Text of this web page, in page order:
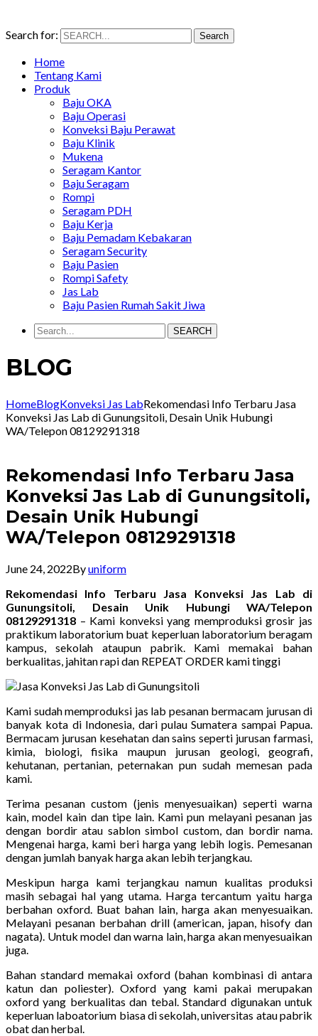
Search for: Search
Home
Tentang Kami
Produk
Baju OKA
Baju Operasi
Konveksi Baju Perawat
Baju Klinik
Mukena
Seragam Kantor
Baju Seragam
Rompi
Seragam PDH
Baju Kerja
Baju Pemadam Kebakaran
Seragam Security
Baju Pasien
Rompi Safety
Jas Lab
Baju Pasien Rumah Sakit Jiwa
SEARCH
BLOG
HomeBlogKonveksi Jas LabRekomendasi Info Terbaru Jasa
Konveksi Jas Lab di Gunungsitoli, Desain Unik Hubungi
WA/Telepon 08129291318
Rekomendasi Info Terbaru Jasa
Konveksi Jas Lab di Gunungsitoli,
Desain Unik Hubungi
WA/Telepon 08129291318
June 24, 2022Byuniform
Rekomendasi Info Terbaru Jasa Konveksi Jas Lab di
Gunungsitoli, Desain Unik Hubungi WA/Telepon
08129291318 – Kami konveksi yang memproduksi grosir jas
praktikum laboratorium buat keperluan laboratorium beragam
kampus, sekolah ataupun pabrik. Kami memakai bahan
berkualitas, jahitan rapi dan REPEAT ORDER kami tinggi
Kami sudah memproduksi jas lab pesanan bermacam jurusan di
banyak kota di Indonesia, dari pulau Sumatera sampai Papua.
Bermacam jurusan kesehatan dan sains seperti jurusan farmasi,
kimia, biologi, fisika maupun jurusan geologi, geografi,
kehutanan, pertanian, peternakan pun sudah memesan pada
kami.
Terima pesanan custom (jenis menyesuaikan) seperti warna
kain, model kain dan tipe lain. Kami pun melayani pesanan jas
dengan bordir atau sablon simbol custom, dan bordir nama.
Mengenai harga, kami beri harga yang lebih logis. Pemesanan
dengan jumlah banyak harga akan lebih terjangkau.
Meskipun harga kami terjangkau namun kualitas produksi
masih sebagai hal yang utama. Harga tercantum yaitu harga
berbahan oxford. Buat bahan lain, harga akan menyesuaikan.
Melayani pesanan berbahan drill (american, japan, hisofy dan
nagata). Untuk model dan warna lain, harga akan menyesuaikan
juga.
Bahan standard memakai oxford (bahan kombinasi di antara
katun dan poliester). Oxford yang kami pakai merupakan
oxford yang berkualitas dan tebal. Standard digunakan untuk
keperluan laboatorium biasa di sekolah, universitas atau pabrik
obat dan herbal.